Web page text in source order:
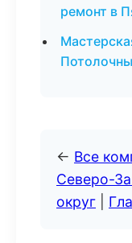
ремонт в
← Все
Северо-
округ